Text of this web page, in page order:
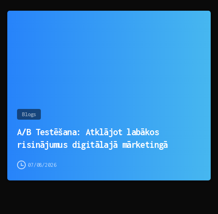
Blogs
A/B Testēšana: Atklājot labākos
risinājumus digitālajā mārketingā
07/08/2026